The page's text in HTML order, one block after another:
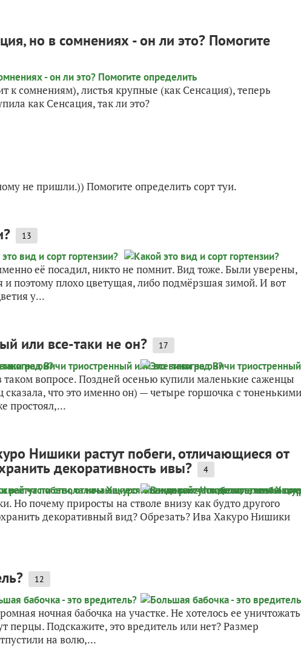
но в сомнениях - он ли это? Помогите
к сомнениям), листья крупные (как Сенсация), теперь
как Сенсация, так ли это?
не пришли.)) Помогите определить сорт туи.
13
её посадил, никто не помнит. Вид тоже. Были уверены,
и поэтому плохо цветущая, либо подмёрзшая зимой. И вот
у...
или все-таки не он? 17
таком вопросе. Поздней осенью купили маленькие саженцы
что это именно он) — четыре горшочка с тоненькими
простоял,...
Нишики растут побеги, отличающиеся от
декоративность ивы? 4
Но почему приросты на стволе внизу как будто другого
декоративный вид? Обрезать? Ива Хакуро Нишики
12
ночная бабочка на участке. Не хотелось ее
перцы. Подскажите, это вредитель или нет? Размер
на волю,...